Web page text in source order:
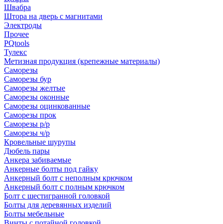
Швабра
Штора на дверь с магнитами
Электроды
Прочее
PQtools
Тулекс
Метизная продукция (крепежные материалы)
Саморезы
Саморезы бур
Саморезы желтые
Саморезы оконные
Саморезы оцинкованные
Саморезы прок
Саморезы р/р
Саморезы ч/р
Кровельные шурупы
Дюбель пары
Анкера забиваемые
Анкерные болты под гайку
Анкерный болт с неполным крючком
Анкерный болт с полным крючком
Болт с шестигранной головкой
Болты для деревянных изделий
Болты мебельные